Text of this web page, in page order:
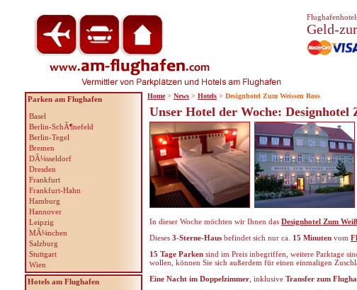
Unser Hotel der Woche: Designhotel
In dieser Woche möchten wir Ihnen das Designhotel Zum
Dieses 3-Sterne-Haus befindet sich nur ca. 15 Minuten vom
15 Tage Parken sind im Preis inbegriffen, weitere Parktage
wollen, können Sie sich außerdem für einen einmaligen
Eine Nacht im Doppelzimmer , inklusive Transfer zum
Parken am Flughafen
Basel
Berlin-SchÃ¶nefeld
Berlin-Tegel
Bremen
DÃ¼sseldorf
Dresden
Frankfurt
Frankfurt-Hahn
Hamburg
Hannover
Leipzig
MÃ¼nchen
Salzburg
Stuttgart
Wien
Hotels am Flughafen
Geld-
Home > News > Hotels > Designhotel Zum Weissen Ross